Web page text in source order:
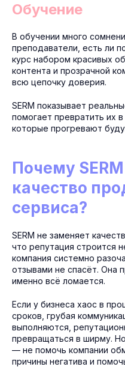
Обучение
В обучении много
преподаватели, есть ли
курс набором красивых
контента и прозрачной
всю цепочку доверия.
SERM показывает
помогает превратить их
которые прогревают
Почему
качество
сервиса?
SERM не заменяет
что репутация строится
компания системно
отзывами не спасёт. Она
именно всё ломается.
Если у бизнеса хаос в
сроков, грубая
выполняются,
превращаться в ширму.
— не помочь компании
причины негатива и